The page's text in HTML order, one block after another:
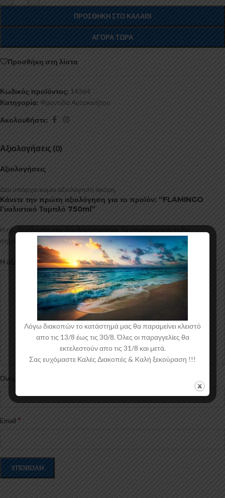
ΠΡΟΣΘΉΚΗ ΣΤΟ ΚΑΛΆΘΙ
ΑΓΟΡΆ ΤΏΡΑ
Προσθήκη στη λίστα
Κωδικός προϊόντος: 14364
Κατηγορία: Φροντίδα Αυτοκινήτου
Ακολουθήστε:
Αξιολογήσεις (0)
Αξιολογήσεις
Δεν υπάρχει καμία αξιολόγηση ακόμη.
Κάνετε την πρώτη αξιολόγηση για το προϊόν: “FLAMINGO
Γυαλιστικό Ταμπλό 750ml”
Η ηλ. διεύθυνση σας δεν δημοσιεύεται.
σημειώνονται με*
Η αξιολόγησή σας*
Όνομα
Email *
Λόγω διακοπών το κατάστημά μας θα παραμείνει κλειστό
απο τις 13/8 έως τις 30/8. Όλες οι παραγγελίες θα
εκτελεστούν απο τις 31/8 και μετά.
Σας ευχόμαστε Καλές Διακοπές & Kαλή ξεκούραση !!!